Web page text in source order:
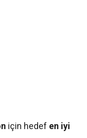
için hedef en iyi